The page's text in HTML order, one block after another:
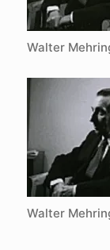
Walter
Walter